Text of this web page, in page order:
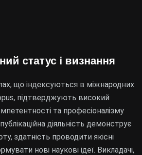
статус і визнання
що індексуються в міжнародних
підтверджують високий
та професіоналізму
діяльність демонструє
здатність проводити якісні
нові наукові ідеї. Викладачі,